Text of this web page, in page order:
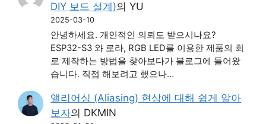
DIY 보드 설계)의YU
2025-03-10
안녕하세요. 개인적인 의뢰도 받으시나요?
ESP32-S3 와 로라, RGB LED를 이용한 제품의 회
로 제작하는 방법을 찾아보다가 블로그에 들어왔
습니다. 직접 해보려고 했으나…
앨리어싱 (Aliasing) 현상에 대해 쉽게 알아
보자의 DKMIN